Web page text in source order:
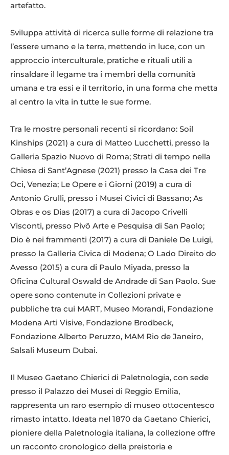
artefatto.
Sviluppa attività di ricerca sulle forme di relazione tra
l’essere umano e la terra, mettendo in luce, con un
approccio interculturale, pratiche e rituali utili a
rinsaldare il legame tra i membri della comunità
umana e tra essi e il territorio, in una forma che metta
al centro la vita in tutte le sue forme.
Tra le mostre personali recenti si ricordano: Soil
Kinships (2021) a cura di Matteo Lucchetti, presso la
Galleria Spazio Nuovo di Roma; Strati di tempo nella
Chiesa di Sant’Agnese (2021) presso la Casa dei Tre
Oci, Venezia; Le Opere e i Giorni (2019) a cura di
Antonio Grulli, presso i Musei Civici di Bassano; As
Obras e os Dias (2017) a cura di Jacopo Crivelli
Visconti, presso Pivô Arte e Pesquisa di San Paolo;
Dio è nei frammenti (2017) a cura di Daniele De Luigi,
presso la Galleria Civica di Modena; O Lado Direito do
Avesso (2015) a cura di Paulo Miyada, presso la
Oficina Cultural Oswald de Andrade di San Paolo. Sue
opere sono contenute in Collezioni private e
pubbliche tra cui MART, Museo Morandi, Fondazione
Modena Arti Visive, Fondazione Brodbeck,
Fondazione Alberto Peruzzo, MAM Rio de Janeiro,
Salsali Museum Dubai.
Il Museo Gaetano Chierici di Paletnologia, con sede
presso il Palazzo dei Musei di Reggio Emilia,
rappresenta un raro esempio di museo ottocentesco
rimasto intatto. Ideata nel 1870 da Gaetano Chierici,
pioniere della Paletnologia italiana, la collezione offre
un racconto cronologico della preistoria e